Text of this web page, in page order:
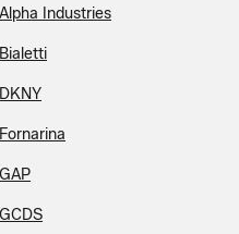
Alpha Industries
Bialetti
DKNY
Fornarina
GAP
GCDS